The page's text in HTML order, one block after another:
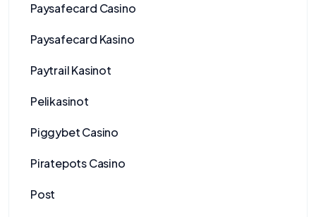
Paysafecard Casino
Paysafecard Kasino
Paytrail Kasinot
Pelikasinot
Piggybet Casino
Piratepots Casino
Post